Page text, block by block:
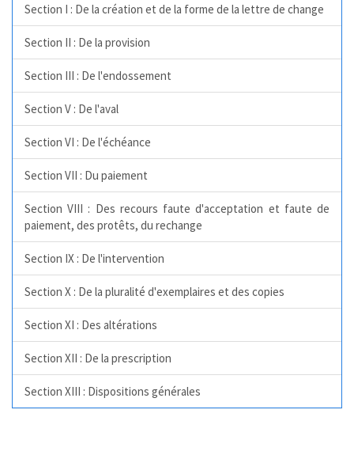
Section I : De la création et de la forme de la lettre de change
Section II : De la provision
Section III : De l'endossement
Section V : De l'aval
Section VI : De l'échéance
Section VII : Du paiement
Section VIII : Des recours faute d'acceptation et faute de
paiement, des protêts, du rechange
Section IX : De l'intervention
Section X : De la pluralité d'exemplaires et des copies
Section XI : Des altérations
Section XII : De la prescription
Section XIII : Dispositions générales